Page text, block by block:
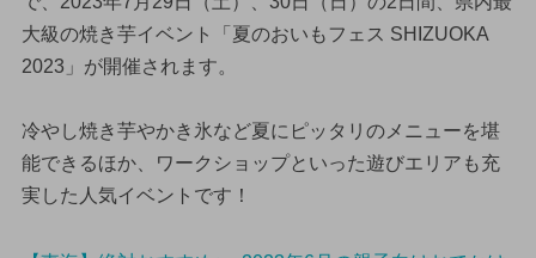
大級の焼き芋イベント「夏のおいもフェス SHIZUOKA
2023」が開催されます。
冷やし焼き芋やかき氷など夏にピッタリのメニューを堪
能できるほか、ワークショップといった遊びエリアも充
実した人気イベントです！